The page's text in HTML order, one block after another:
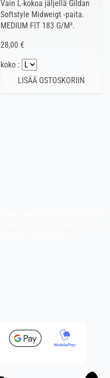
Vain L-kokoa jäljellä Gildan
Softstyle Midweigt -paita.
MEDIUM FIT 183 G/M².
28,00 €
koko :